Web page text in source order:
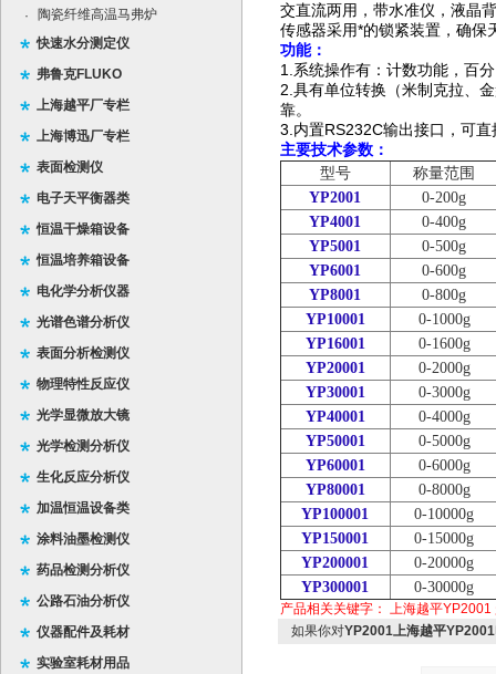
·
陶瓷纤维高温马弗炉
快速水分测定仪
弗鲁克FLUKO
上海越平厂专栏
上海博迅厂专栏
表面检测仪
电子天平衡器类
恒温干燥箱设备
恒温培养箱设备
电化学分析仪器
光谱色谱分析仪
表面分析检测仪
物理特性反应仪
光学显微放大镜
光学检测分析仪
生化反应分析仪
加温恒温设备类
涂料油墨检测仪
药品检测分析仪
公路石油分析仪
仪器配件及耗材
实验室耗材用品
交直流两用，带水准仪，液晶
传感器采用*的锁紧装置，确保
功能：
1. 系统操作有：计数功能，百
2. 具有单位转换（米制克拉、
靠。
3. 内置RS232C输出接口，可
主要技术参数：
型号
称量范围
YP2001
0-200g
YP4001
0-400g
YP5001
0-500g
YP6001
0-600g
YP8001
0-800g
YP10001
0-1000g
YP16001
0-1600g
YP20001
0-2000g
YP30001
0-3000g
YP40001
0-4000g
YP50001
0-5000g
YP60001
0-6000g
YP80001
0-8000g
YP100001
0-10000g
YP150001
0-15000g
YP200001
0-20000g
YP300001
0-30000g
产品相关关键字： 上海越平YP2001
如果你对YP2001上海越平